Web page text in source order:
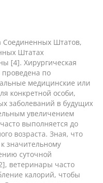
Соединенных Штатов,
Штатах
[4]. Хирургическая
проведена по
медицинские или
конкретной особи,
заболеваний в будущих
увеличением
выполняется до
возраста. Зная, что
значительному
суточной
ветеринары часто
калорий, чтобы